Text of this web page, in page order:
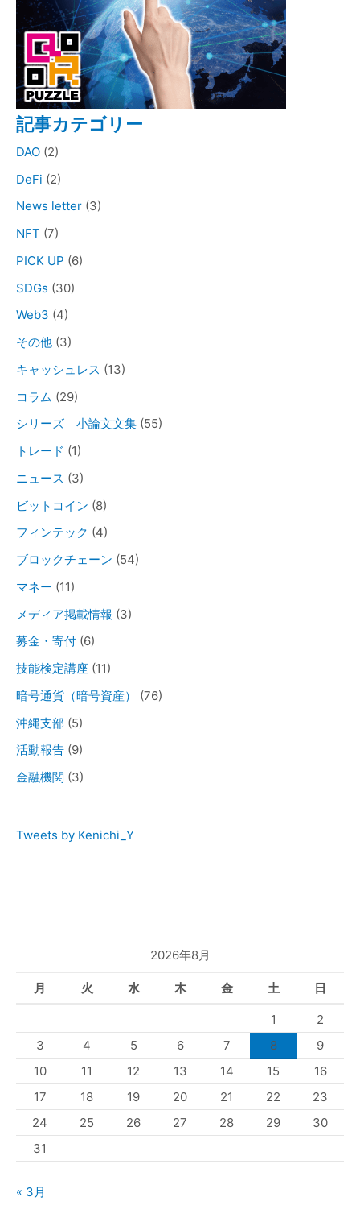
記事カテゴリー
DAO (2)
DeFi (2)
News letter (3)
NFT (7)
PICK UP (6)
SDGs (30)
Web3 (4)
その他 (3)
キャッシュレス (13)
コラム (29)
シリーズ 小論文文集 (55)
トレード (1)
ニュース (3)
ビットコイン (8)
フィンテック (4)
ブロックチェーン (54)
マネー (11)
メディア掲載情報 (3)
募金・寄付 (6)
技能検定講座 (11)
暗号通貨（暗号資産）
(76)
沖縄支部 (5)
活動報告 (9)
金融機関 (3)
Tweets by Kenichi_Y
2026年8月
月 火 水 木 金 土 日
1
2
3
4 5 6 7 8
9
10
11 12 13 14 15
16
17
18 19 20 21 22
23
24
25 26 27 28 29
30
31
« 3月